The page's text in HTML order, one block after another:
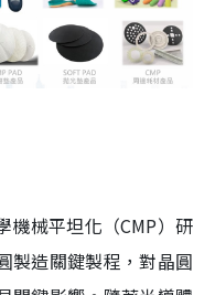
機械平坦化（CMP）研
製造關鍵製程，對晶圓